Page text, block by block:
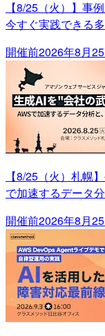
【8/25（火）】事
今すぐ実践できる
開催前2026年8月
【8/25（火）札幌
で加速するデータ
開催前2026年8月